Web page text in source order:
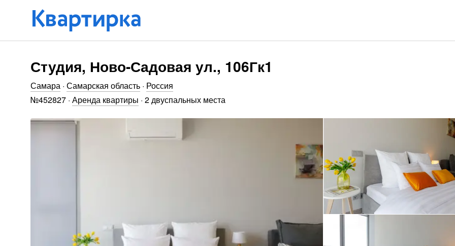
Студия, Ново-Садовая ул., 106Гк1
Самара · Самарская область · Россия
№452827 · Аренда квартиры · 2 двуспальных места